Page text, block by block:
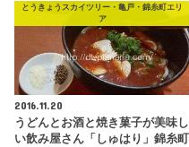
とうきょうスカイツリー・亀戸・錦糸町エリ
ア
2016.11.20
うどんとお酒と焼き菓子が美味し
い飲み屋さん「しゅはり」錦糸町